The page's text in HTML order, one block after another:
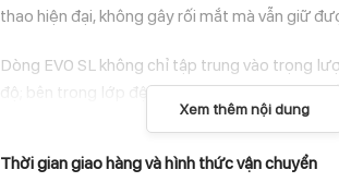
thao hiện đại, không gây rối mắt mà vẫn giữ
Dòng EVO SL không chỉ tập trung vào trọng
độ; bên trong lớp đệm Lightstrike Pro là hệ
bàn chân giúp kiểm soát độ ổn định mà vẫn
vẹn qua từng lớp đệm phức hợp, từ đó hỗ trợ
Xem thêm nội dung
Thời gian giao hàng và hình thức vận chuyển